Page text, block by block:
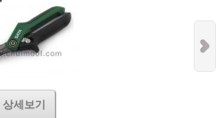
상세보기